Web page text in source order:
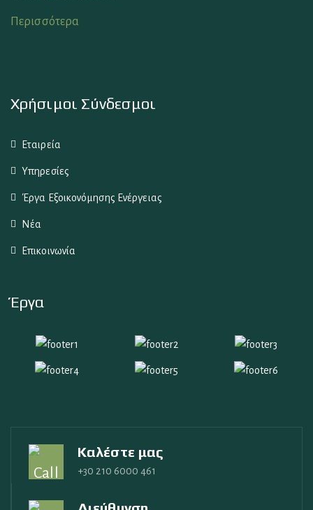
Περισσότερα
Χρήσιμοι Σύνδεσμοι
Εταιρεία
Υπηρεσίες
Έργα Εξοικονόμησης Ενέργειας
Νέα
Επικοινωνία
Έργα
Καλέστε μας
+30 210 6000 461